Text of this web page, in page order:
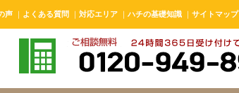
声 ｜ よくある質問 ｜ 対応エリア ｜ ハチの基礎知識 ｜ サイトマップ